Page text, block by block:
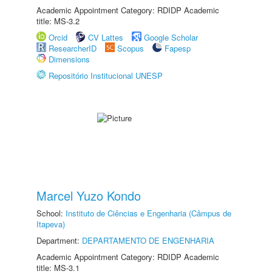
Academic Appointment Category: RDIDP Academic
title: MS-3.2
Orcid
CV Lattes
Google Scholar
ResearcherID
Scopus
Fapesp
Dimensions
Repositório Institucional UNESP
Marcel Yuzo Kondo
School: Instituto de Ciências e Engenharia (Câmpus de
Itapeva)
Department: DEPARTAMENTO DE ENGENHARIA
Academic Appointment Category: RDIDP Academic
title: MS-3.1